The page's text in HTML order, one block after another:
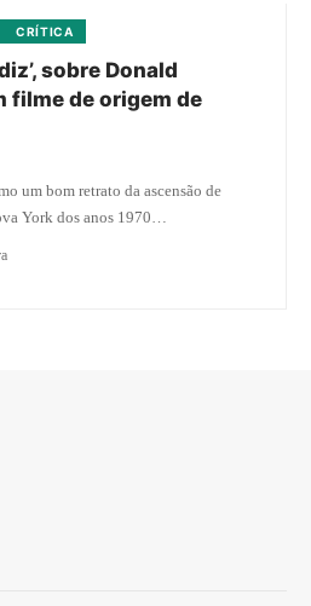
CRÍTICA
sobre Donald
filme de origem de
um bom retrato da ascensão de
York dos anos 1970…